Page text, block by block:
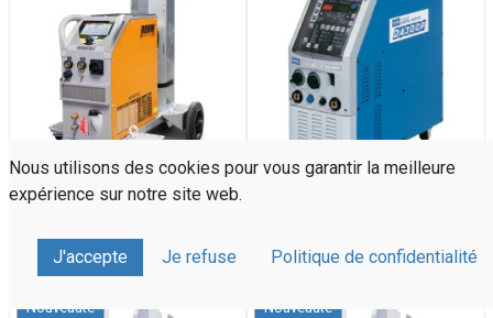
REHM INVERTIG i 310
Refroidi liquide
Nouveauté Nouveauté
Nous utilisons des cookies pour vous garantir la meilleure
expérience sur notre site web.
J'accepte Je refuse Politique de confidentialité